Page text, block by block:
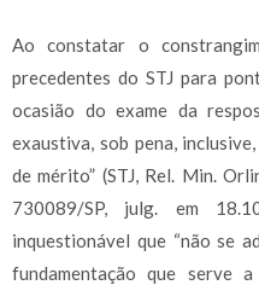
Ao constatar o
precedentes do STJ para
ocasião do exame da
exaustiva, sob pena,
de mérito” (STJ, Rel. Min.
730089/SP, julg. em
inquestionável que “não se
fundamentação que serve